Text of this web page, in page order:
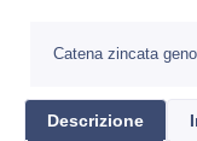
Catena zincata
Descrizione